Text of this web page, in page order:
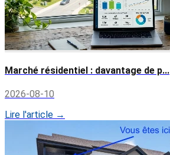
Marché résidentiel : davantage de p...
2026-08-10
Lire l'article →